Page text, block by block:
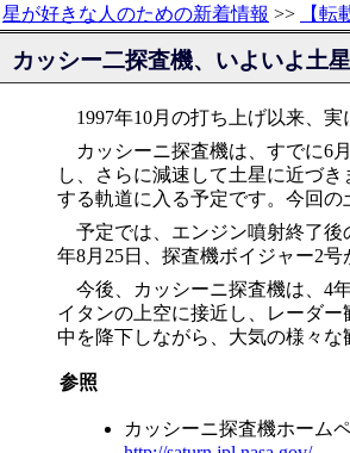
星が好きな人のための新着情報 >> 【
カッシー二探査機、いよいよ土
1997年10月の打ち上げ以来、実
カッシーニ探査機は、すでに6
し、さらに減速して土星に近づ
する軌道に入る予定です。今回の
予定では、エンジン噴射終了後
年8月25日、探査機ボイジャー2
今後、カッシーニ探査機は、4
イタンの上空に接近し、レーダ
中を降下しながら、大気の様々な
参照
カッシーニ探査機ホーム